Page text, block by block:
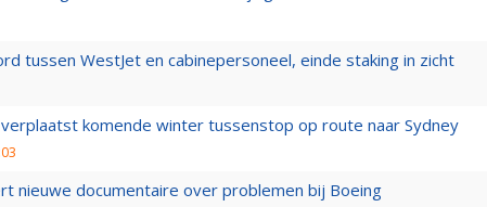
tussen WestJet en cabinepersoneel, einde staking in zicht
verplaatst komende winter tussenstop op route naar Sydney
nieuwe documentaire over problemen bij Boeing